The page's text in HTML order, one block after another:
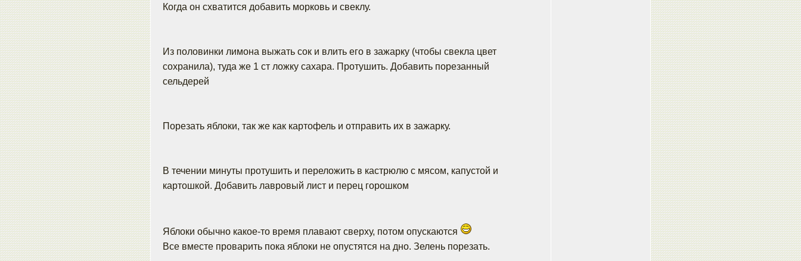
Когда он схватится добавить морковь и свеклу.
Из половинки лимона выжать сок и влить его в зажарку (чтобы свекла цвет
сохранила), туда же 1 ст ложку сахара. Протушить. Добавить порезанный
сельдерей
Порезать яблоки, так же как картофель и отправить их в зажарку.
В течении минуты протушить и переложить в кастрюлю с мясом, капустой и
картошкой. Добавить лавровый лист и перец горошком
Яблоки обычно какое-то время плавают сверху, потом опускаются
Все вместе проварить пока яблоки не опустятся на дно. Зелень порезать.